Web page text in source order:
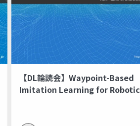
【DL輪読会】Waypoint-Based
Imitation Learning for Robotic